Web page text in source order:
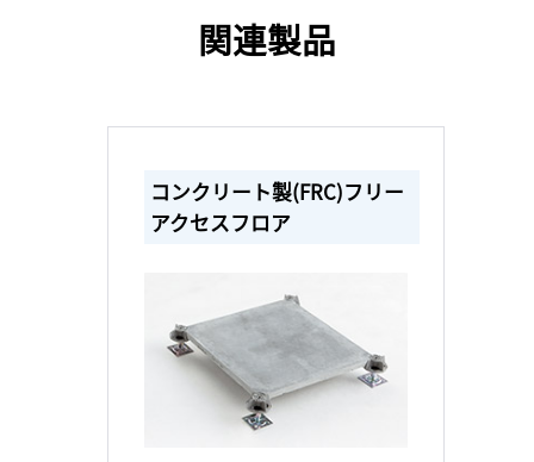
関連製品
コンクリート製(FRC)フリー
アクセスフロア